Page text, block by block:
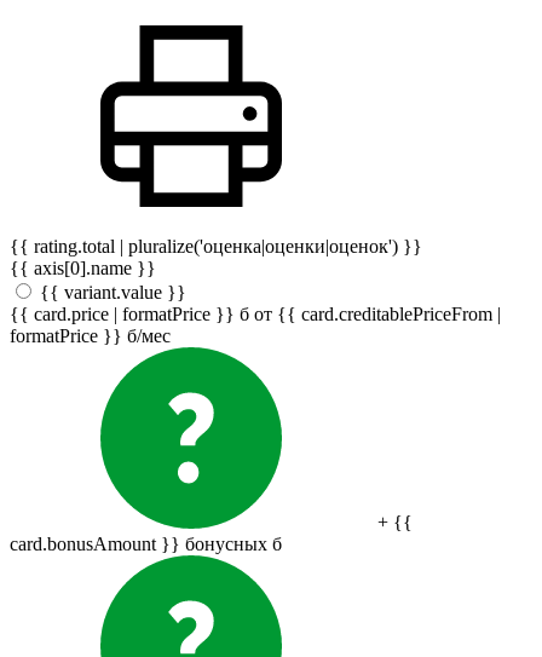
{{ rating.total | pluralize('оценка|оценки|оценок') }}
{{ axis[0].name }}
{{ variant.value }}
{{ card.price | formatPrice }} б от {{ card.creditablePriceFrom |
formatPrice }} б/мес
+ {{
card.bonusAmount }} бонусных б